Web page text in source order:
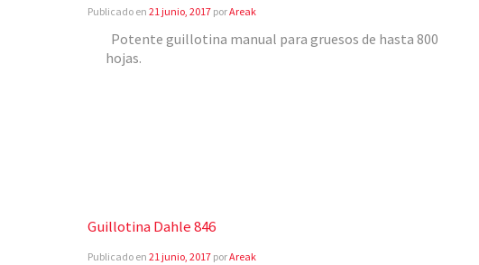
Publicado en 21 junio, 2017 porAreak
Potente guillotina manual para gruesos de hasta 800
hojas.
Guillotina Dahle 846
Publicado en 21 junio, 2017 porAreak